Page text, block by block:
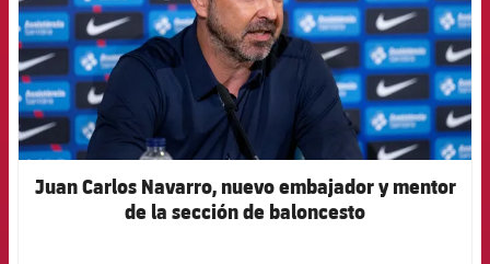
Juan Carlos Navarro, nuevo embajador y mentor
de la sección de baloncesto